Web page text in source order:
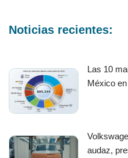
Noticias recientes:
Las 10
México
audaz,